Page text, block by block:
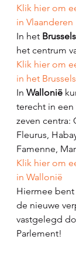
Klik hier om
in Vlaanderen
In het
het centrum
Klik hier om
in het
In Wallonië
terecht in
zeven centra:
Fleurus,
Famenne,
Klik hier om
in Wallonië
Hiermee
de nieuwe
vastgelegd
Parlement!